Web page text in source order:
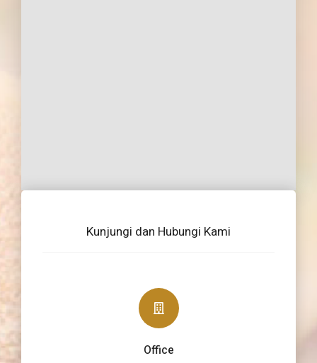
Kunjungi dan Hubungi Kami
Office